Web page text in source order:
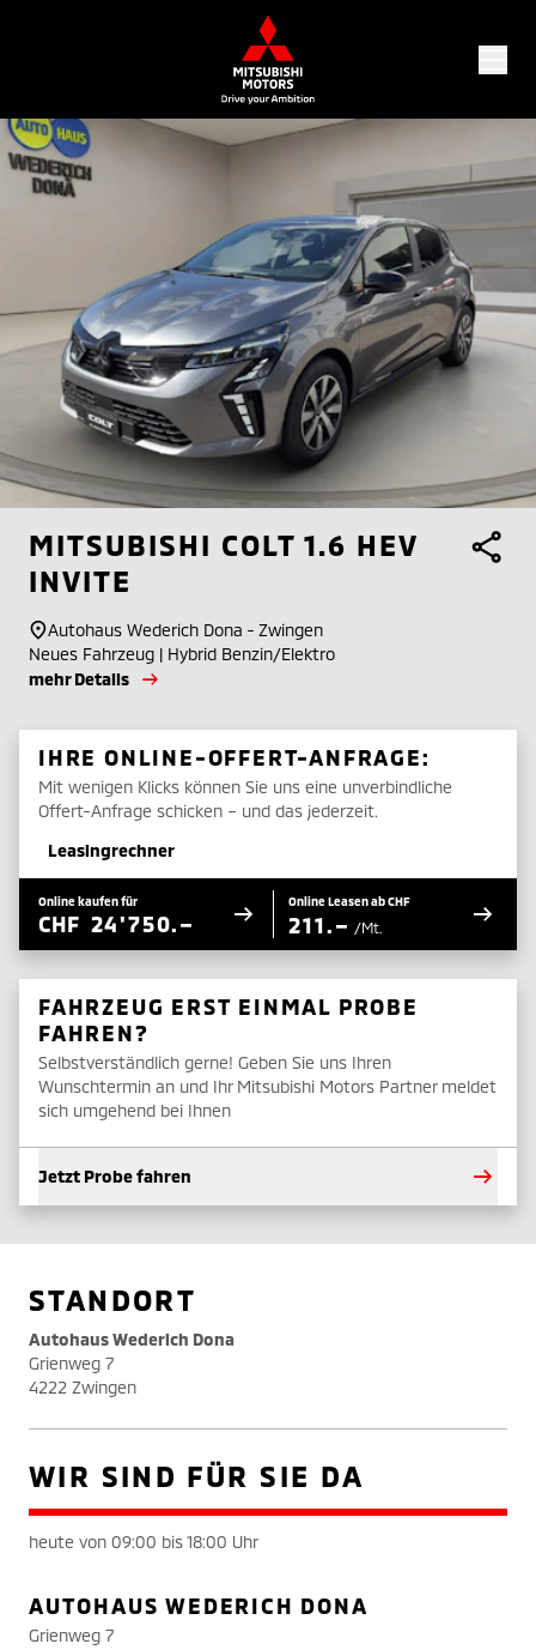
MITSUBISHI COLT 1.6 HEV
INVITE
Autohaus Wederich Dona - Zwingen
Neues Fahrzeug | Hybrid Benzin/Elektro
mehr Details
IHRE ONLINE-OFFERT-ANFRAGE:
Mit wenigen Klicks können Sie uns eine unverbindliche
Offert-Anfrage schicken – und das jederzeit.
Leasingrechner
Online kaufen für
CHF 24'750.–
Online Leasen ab CHF
211.– /Mt.
FAHRZEUG ERST EINMAL PROBE
FAHREN?
Selbstverständlich gerne! Geben Sie uns Ihren
Wunschtermin an und Ihr Mitsubishi Motors Partner meldet
sich umgehend bei Ihnen
Jetzt Probe fahren
STANDORT
Autohaus Wederich Dona
Grienweg 7
4222 Zwingen
WIR SIND FÜR SIE DA
heute von 09:00 bis 18:00 Uhr
AUTOHAUS WEDERICH DONA
Grienweg 7